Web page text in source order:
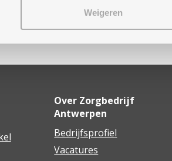
Weigeren
Delen
Over Zorgbedrijf
Antwerpen
Bedrijfsprofiel
Vacatures